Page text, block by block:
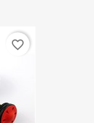
favorite_border